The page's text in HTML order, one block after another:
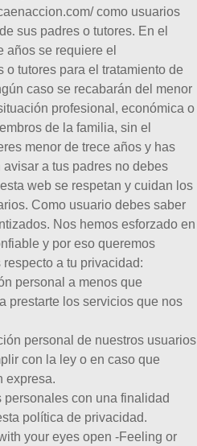
como usuarios
sus padres o tutores. En el
años se requiere el
tutores para el tratamiento de
caso se recabarán del menor
profesional, económica o
de la familia, sin el
menor de trece años y has
a tus padres no debes
web se respetan y cuidan los
Como usuario debes saber
Nos hemos esforzado en
y por eso queremos
a tu privacidad:
personal a menos que
prestarte los servicios que nos
personal de nuestros usuarios
con la ley o en caso que
expresa.
con una finalidad
política de privacidad.
your eyes open -Feeling or